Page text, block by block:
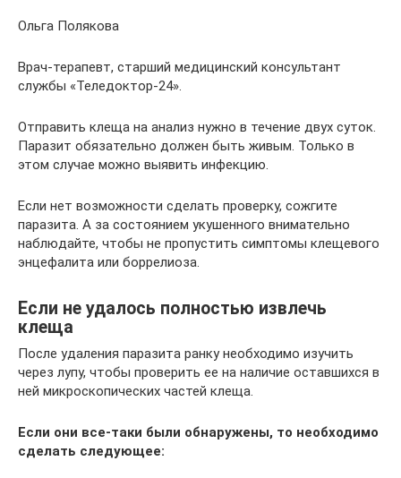
Ольга Полякова
Врач-терапевт, старший медицинский консультант
службы «Теледоктор-24».
Отправить клеща на анализ нужно в течение двух суток.
Паразит обязательно должен быть живым. Только в
этом случае можно выявить инфекцию.
Если нет возможности сделать проверку, сожгите
паразита. А за состоянием укушенного внимательно
наблюдайте, чтобы не пропустить симптомы клещевого
энцефалита или боррелиоза.
Если не удалось полностью извлечь
клеща
После удаления паразита ранку необходимо изучить
через лупу, чтобы проверить ее на наличие оставшихся в
ней микроскопических частей клеща.
Если они все-таки были обнаружены, то необходимо
сделать следующее: